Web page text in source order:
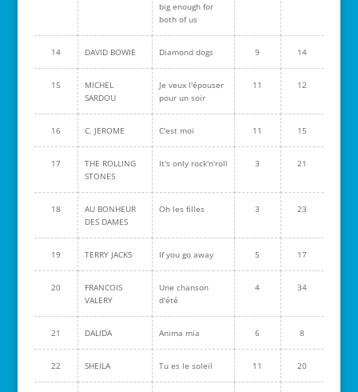
big enough for
both of us
14 DAVID BOWIE Diamond dogs 9 14
15
MICHEL
SARDOU
Je veux l'épouser
pour un soir
11 12
16 C. JEROME C'est moi 11 15
17
THE ROLLING
STONES
It's only rock'n'roll 3 21
18
AU BONHEUR
DES DAMES
Oh les filles 3 23
19 TERRY JACKS If you go away 5 17
20
FRANCOIS
VALERY
Une chanson
d'été
4 34
21 DALIDA Anima mia 6 8
22 SHEILA Tu es le soleil 11 20